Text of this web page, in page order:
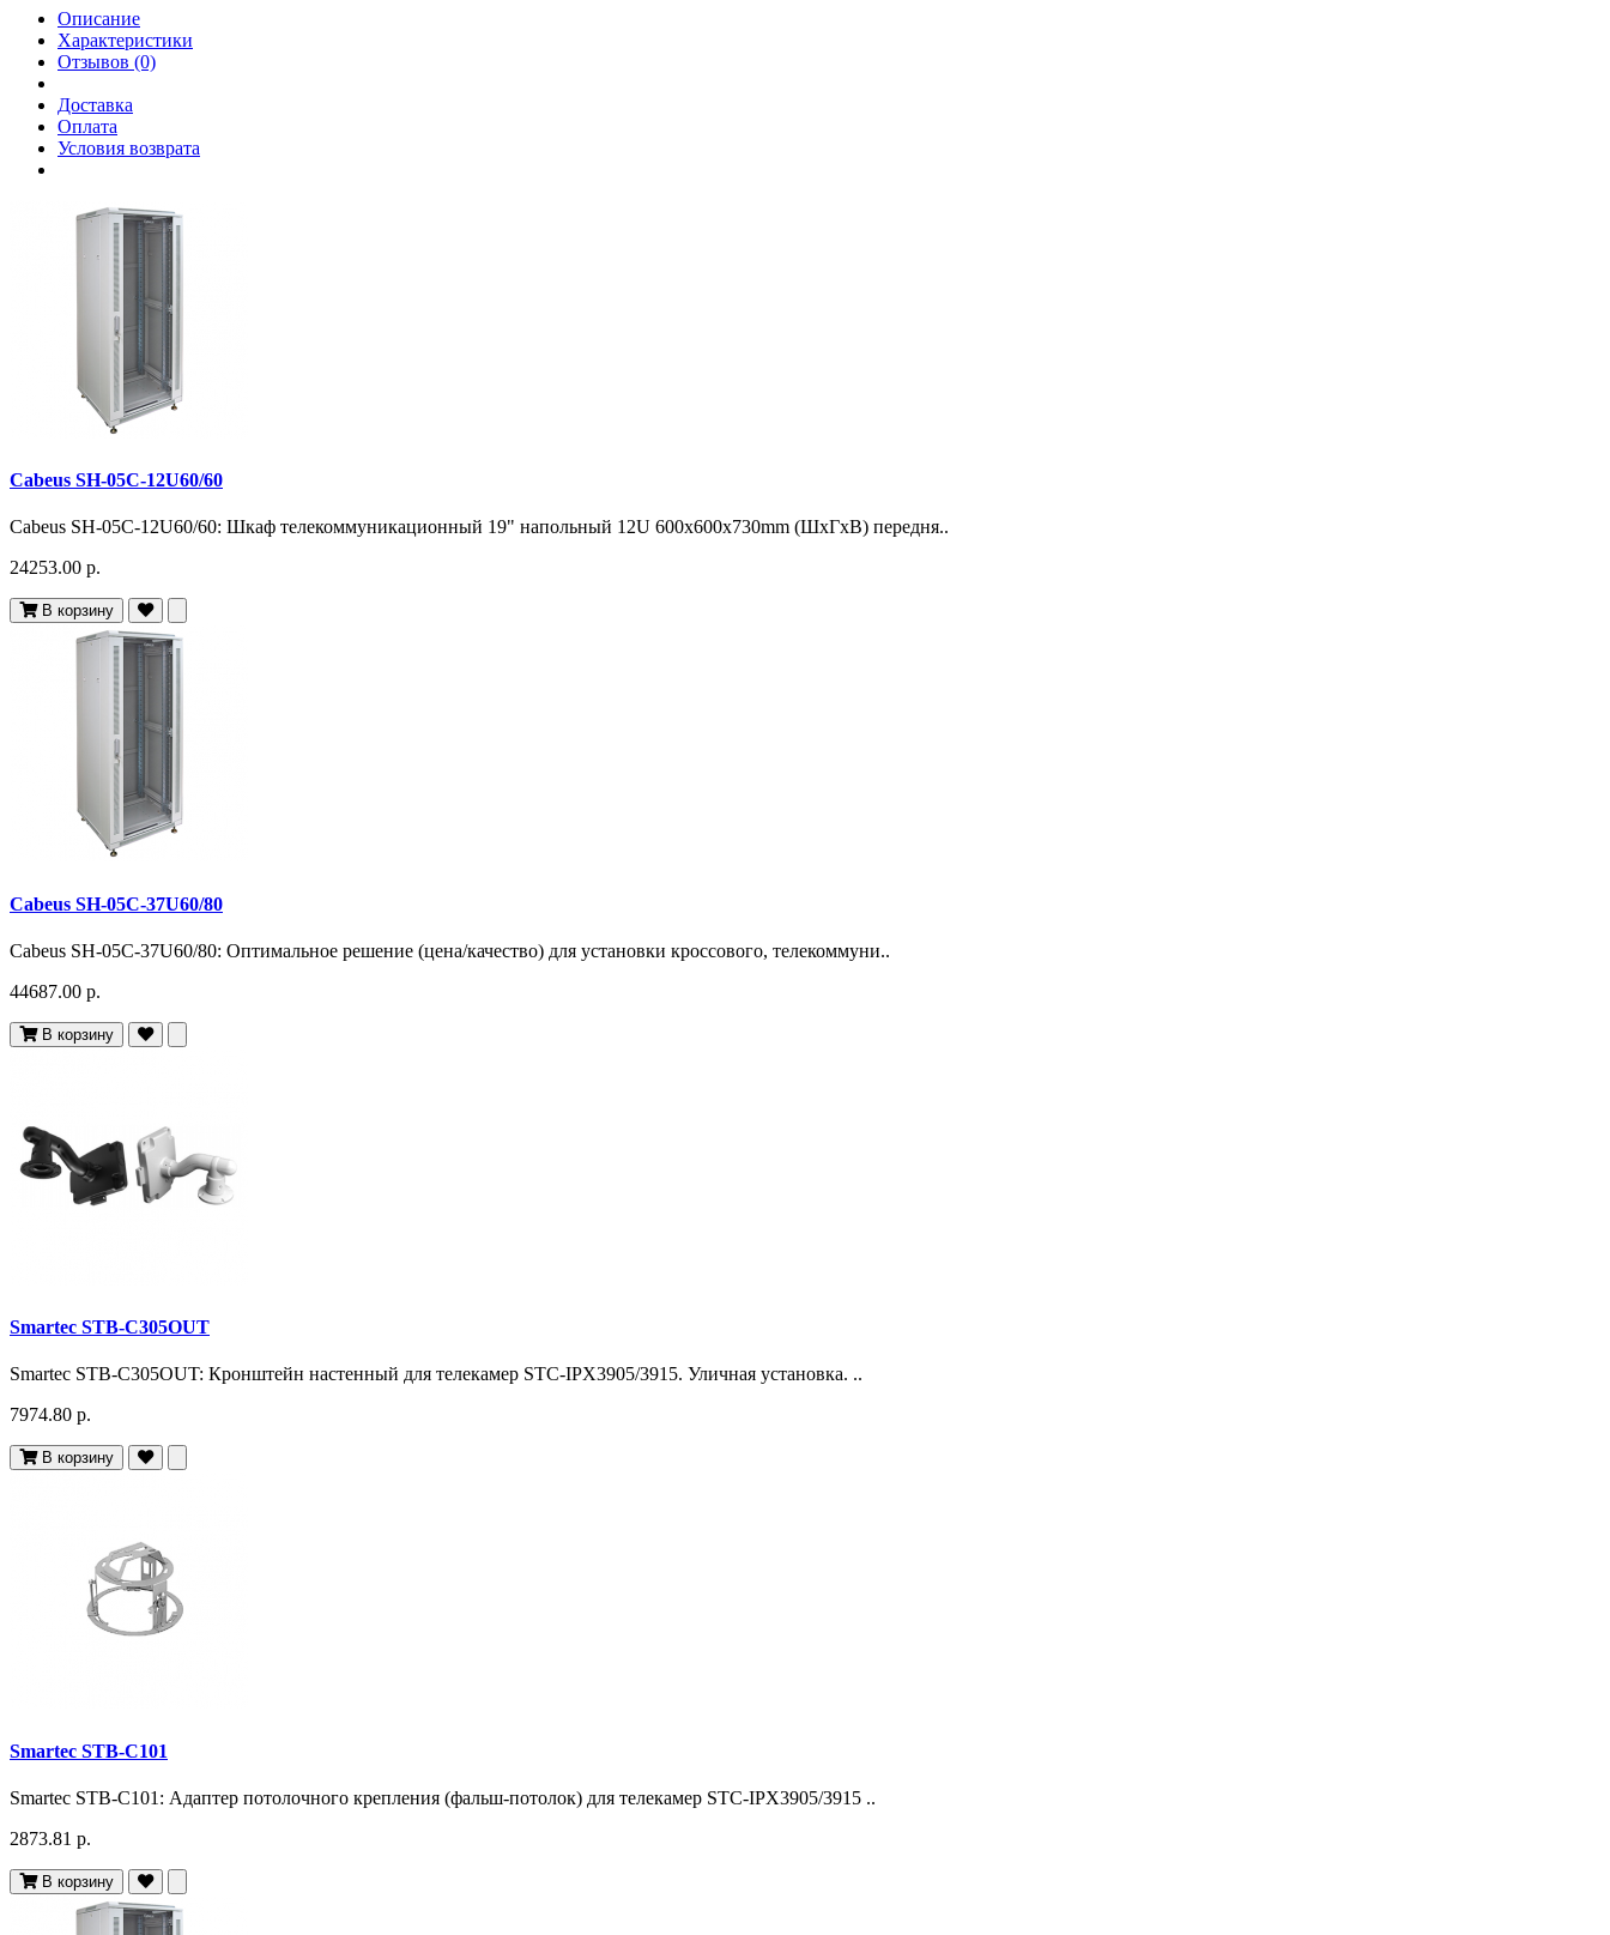
Описание
Характеристики
Отзывов (0)
Доставка
Оплата
Условия возврата
Cabeus SH-05C-12U60/60
Cabeus SH-05C-12U60/60: Шкаф телекоммуникационный 19" напольный 12U 600x600x730mm (ШхГхВ) передня..
24253.00 р.
В корзину
Cabeus SH-05C-37U60/80
Cabeus SH-05C-37U60/80: Оптимальное решение (цена/качество) для установки кроссового, телекоммуни..
44687.00 р.
В корзину
Smartec STB-C305OUT
Smartec STB-C305OUT: Кронштейн настенный для телекамер STC-IPX3905/3915. Уличная установка. ..
7974.80 р.
В корзину
Smartec STB-C101
Smartec STB-C101: Адаптер потолочного крепления (фальш-потолок) для телекамер STC-IPX3905/3915 ..
2873.81 р.
В корзину